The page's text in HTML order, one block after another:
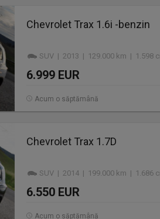
Chevrolet Trax 1.6i -benzin
SUV | 2013 | 129.000 km | 1.598
6.999 EUR
Acum o săptămână
Chevrolet Trax 1.7D
SUV | 2014 | 199.000 km | 1.686
6.550 EUR
Acum o săptămână